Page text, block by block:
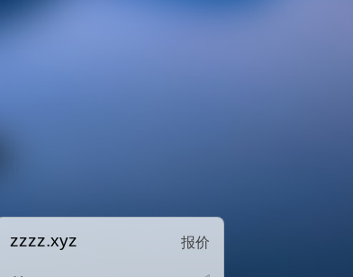
zzzz.xyz 报价